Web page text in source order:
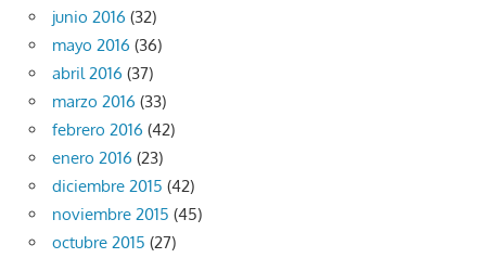
junio 2016 (32)
mayo 2016 (36)
abril 2016 (37)
marzo 2016 (33)
febrero 2016 (42)
enero 2016 (23)
diciembre 2015 (42)
noviembre 2015 (45)
octubre 2015 (27)